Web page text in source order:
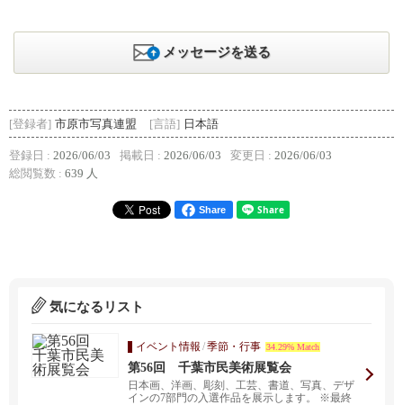
メッセージを送る
[登録者] 市原市写真連盟 [言語] 日本語
登録日 : 2026/06/03 掲載日 : 2026/06/03 変更日 : 2026/06/03
総閲覧数 : 639 人
Share
気になるリスト
イベント情報 /季節・行事 34.29% Match
第56回 千葉市民美術展覧会
日本画、洋画、彫刻、工芸、書道、写真、デザ
インの7部門の入選作品を展示します。 ※最終